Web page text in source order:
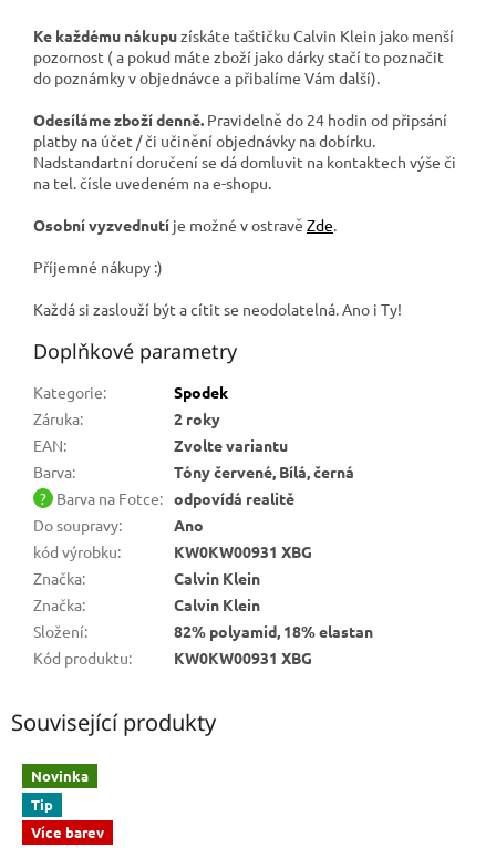
Ke každému nákupuzískáte taštičku Calvin Klein jako menší
pozornost ( a pokud máte zboží jako dárky stačí to poznačit
do poznámky v objednávce a přibalíme Vám další).
Odesíláme zboží denně. Pravidelně do 24 hodin od připsání
platby na účet / či učinění objednávky na dobírku.
Nadstandartní doručení se dá domluvit na kontaktech výše či
na tel. čísle uvedeném na e-shopu.
Osobní vyzvednutí je možné v ostravě Zde.
Příjemné nákupy :)
Každá si zaslouží být a cítit se neodolatelná. Ano i Ty!
Doplňkové parametry
Kategorie:
Spodek
Záruka:
2 roky
EAN:
Zvolte variantu
Barva:
Tóny červené, Bílá, černá
? Barva na Fotce: odpovídá realitě
Do soupravy:
Ano
kód výrobku:
KW0KW00931 XBG
Značka:
Calvin Klein
Značka:
Calvin Klein
Složení:
82% polyamid, 18% elastan
Kód produktu: KW0KW00931 XBG
Související produkty
Novinka
Tip
Více barev